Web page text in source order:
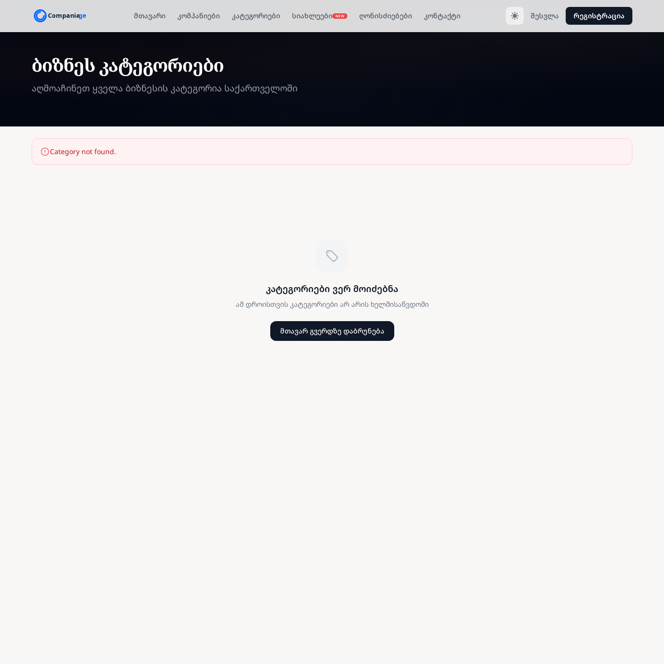
მთავარი კომპანიები კატეგორიები სიახლეები NEW ღონისძიებები კონტაქტი შესვლა რეგისტრაცია
ბიზნეს კატეგორიები
აღმოაჩინეთ ყველა ბიზნესის კატეგორია საქართველოში
Category not found.
კატეგორიები ვერ მოიძებნა
ამ დროისთვის კატეგორიები არ არის ხელმისაწვდომი
მთავარ გვერდზე დაბრუნება